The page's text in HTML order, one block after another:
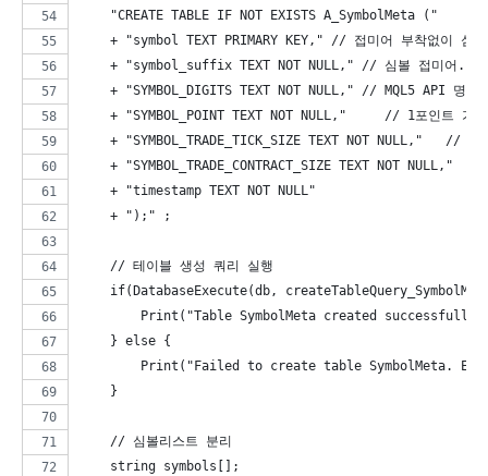
    "CREATE TABLE IF NOT EXISTS A_SymbolMeta ("
+ "symbol TEXT PRIMARY KEY," // 접미어 부착없이 심
+ "symbol_suffix TEXT NOT NULL," // 심볼 접미어.
+ "SYMBOL_DIGITS TEXT NOT NULL," // MQL5 API 명칭
+ "SYMBOL_POINT TEXT NOT NULL,"     // 1포인트 가
+ "SYMBOL_TRADE_TICK_SIZE TEXT NOT NULL,"   // 최
+ "SYMBOL_TRADE_CONTRACT_SIZE TEXT NOT NULL,"  //
    + "timestamp TEXT NOT NULL"
    + ");" ;
    // 테이블 생성 쿼리 실행
if(DatabaseExecute(db,
Print("Table SymbolMeta created
    } else {
Print("Failed to create table SymbolMeta.
    }
    // 심볼리스트 분리
    string symbols[];